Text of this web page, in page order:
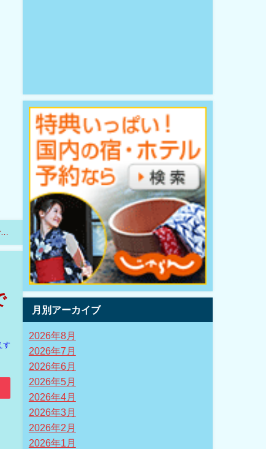
す
月別アーカイブ
2026年8月
2026年7月
2026年6月
2026年5月
2026年4月
2026年3月
2026年2月
2026年1月